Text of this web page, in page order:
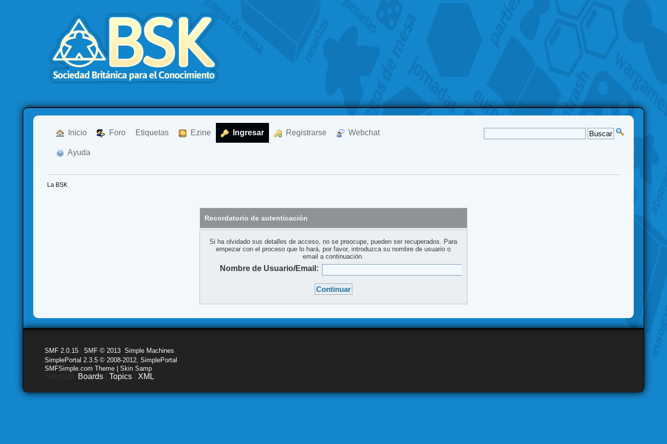
Inicio Foro Etiquetas Ezine Ingresar Registrarse Webchat
Ayuda
La BSK
Recordatorio de autenticación
Si ha olvidado sus detalles de acceso, no se preocupe, pueden ser recuperados. Para
empezar con el proceso que lo hará, por favor, introduzca su nombre de usuario o
email a continuación.
Nombre de Usuario/Email:
SMF 2.0.15 |SMF © 2013 ,Simple Machines
SimplePortal 2.3.5 © 2008-2012, SimplePortal
SMFSimple.com Theme | Skin Samp
Boards |Topics XML